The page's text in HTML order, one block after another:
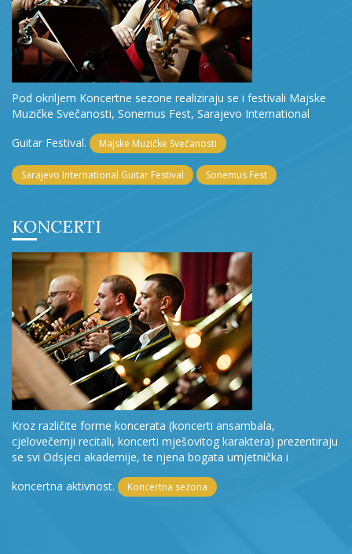
Pod okriljem Koncertne sezone realiziraju se i festivali Majske
Muzičke Svečanosti, Sonemus Fest, Sarajevo International
Guitar Festival.
Majske Muzičke Svečanosti
Sarajevo International Guitar Festival Sonemus Fest
KONCERTI
Kroz različite forme koncerata (koncerti ansambala,
cjelovečernji recitali, koncerti mješovitog karaktera) prezentiraju
se svi Odsjeci akademije, te njena bogata umjetnička i
koncertna aktivnost.
Koncertna sezona